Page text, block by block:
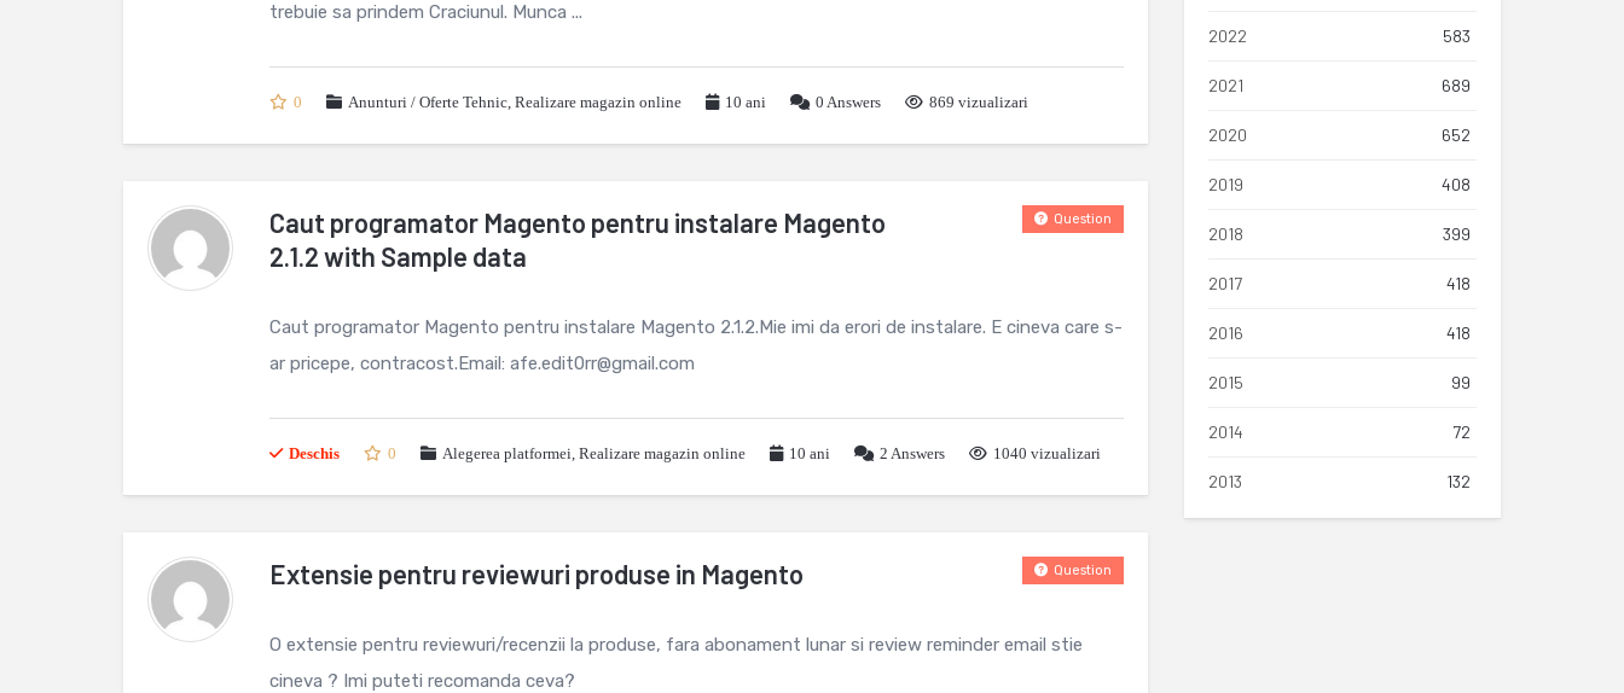
trebuie sa prindem Craciunul. Munca ...
0 Anunturi / Oferte Tehnic, Realizare magazin online 10 ani 0 Answers 869 vizualizari
Caut programator Magento pentru instalare Magento
2.1.2 with Sample data
Question
Caut programator Magento pentru instalare Magento 2.1.2.Mie imi da erori de instalare. E cineva care s-
ar pricepe, contracost.Email: afe.edit0rr@gmail.com
Deschis 0 Alegerea platformei, Realizare magazin online 10 ani 2 Answers 1040 vizualizari
Extensie pentru reviewuri produse in Magento Question
O extensie pentru reviewuri/recenzii la produse, fara abonament lunar si review reminder email stie
cineva ? Imi puteti recomanda ceva?
2022 583
2021 689
2020 652
2019 408
2018 399
2017 418
2016 418
2015 99
2014 72
2013 132